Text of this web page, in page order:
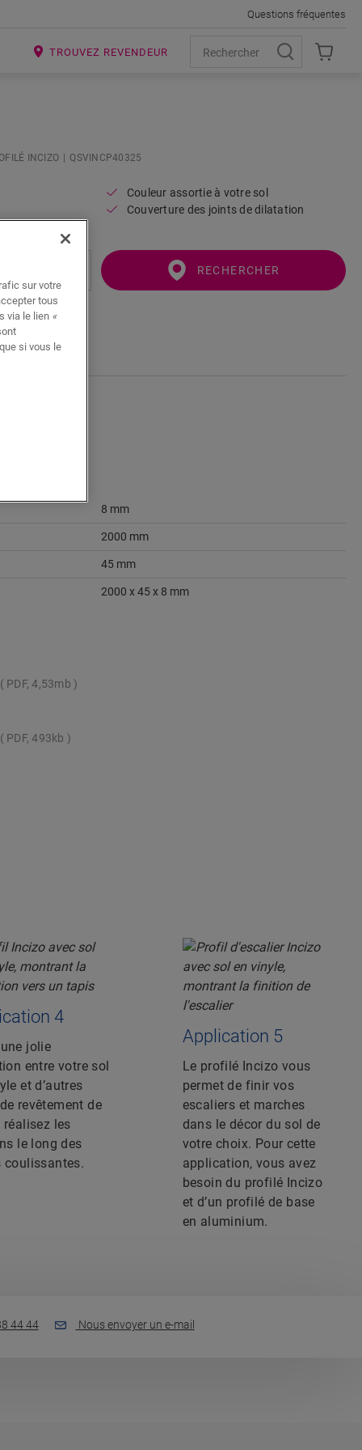
TROUVEZ REVENDEUR
Questions fréquentes
INCIZO QSVINCP40325
Couleur assortie à votre sol
Couverture des joints de dilatation
RECHERCHER
8 mm
2000 mm
45 mm
2000 x 45 x 8 mm
PDF, 4,53mb
PDF, 493kb
4
jolie
entre votre sol
et d’autres
revêtement de
réalisez les
le long des
coulissantes.
Application 5
Le profilé Incizo vous
permet de finir vos
escaliers et marches
dans le décor du sol de
votre choix. Pour cette
application, vous avez
besoin du profilé Incizo
et d’un profilé de base
en aluminium.
44 44 Nous envoyer un e-mail
sur votre
tous
via le lien «
si vous le